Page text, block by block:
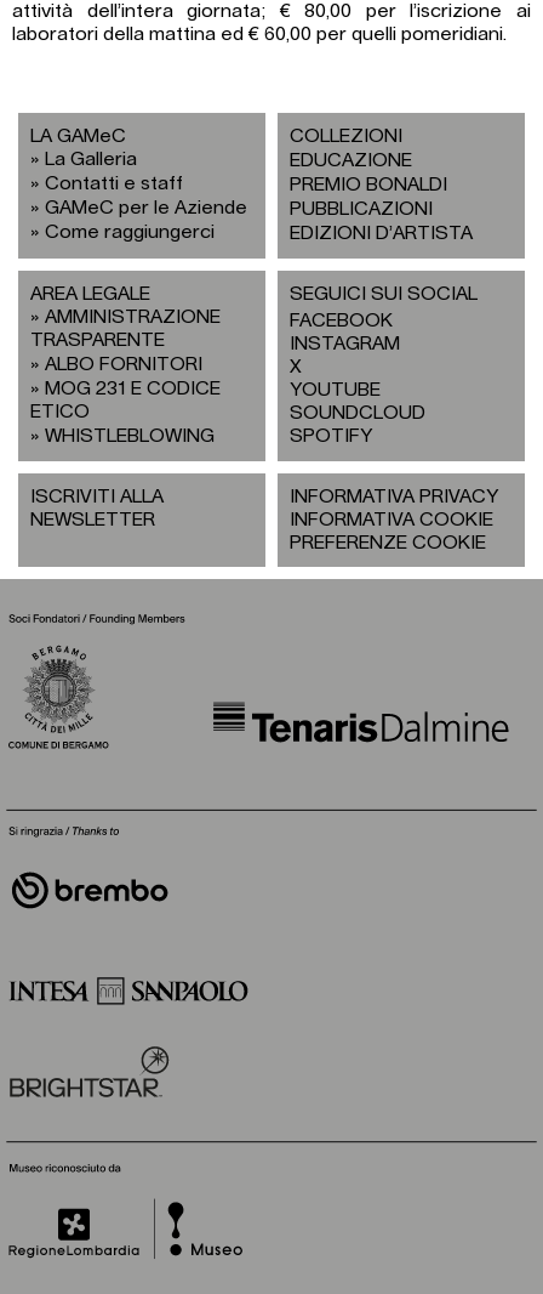
attività dell’intera giornata; € 80,00 per l’iscrizione ai
laboratori della mattina ed € 60,00 per quelli pomeridiani.
LA GAMeC
La Galleria
Contatti e staff
GAMeC per le Aziende
Come raggiungerci
COLLEZIONI
EDUCAZIONE
PREMIO BONALDI
PUBBLICAZIONI
EDIZIONI D’ARTISTA
AREA LEGALE
AMMINISTRAZIONE
TRASPARENTE
ALBO FORNITORI
MOG 231 E CODICE
ETICO
WHISTLEBLOWING
SEGUICI SUI SOCIAL
FACEBOOK
INSTAGRAM
X
YOUTUBE
SOUNDCLOUD
SPOTIFY
ISCRIVITI ALLA
NEWSLETTER
INFORMATIVA PRIVACY
INFORMATIVA COOKIE
PREFERENZE COOKIE